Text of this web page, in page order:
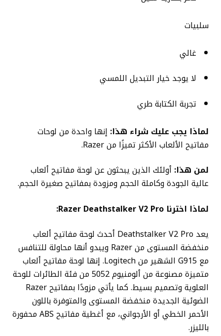
سلبيات
غالي
لا يوجد خيار التبديل اللمسي
تجربة الكتابة طري
لماذا يجب عليك شراء هذا: إنها واحدة من لوحات
مفاتيح الألعاب الأكثر تميزًا من Razer.
لمن هذا: أولئك الذين يبحثون عن لوحة مفاتيح ألعاب
عالية الجودة وكاملة الحجم ومزودة بمفاتيح صغيرة الحجم.
لماذا اخترنا Razer Deathstalker V2 Pro:
يعد Deathstalker V2 Pro أحدث لوحة مفاتيح ألعاب
منخفضة المستوى من Razer ويبدو أنها محاولة للتنافس
مع G915 الشهير من Logitech. إنها لوحة مفاتيح ألعاب
متميزة مصنوعة من ألومنيوم 5052 من فئة الطائرات للوحة
العلوية وتصميم بسيط. كما يأتي مزودًا بمفاتيح Razer
الضوئية الجديدة منخفضة المستوى والمتوفرة باللون
الأحمر الخطي أو الأرجواني، مع أغطية مفاتيح ABS محفورة
بالليزر.